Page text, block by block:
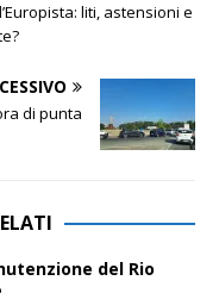
liti, astensioni e
di punta
del Rio